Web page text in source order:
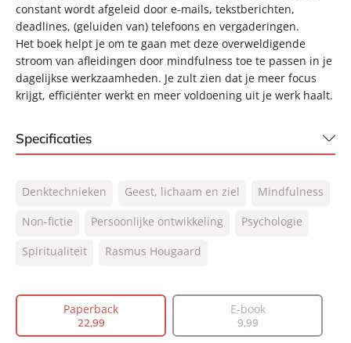
constant wordt afgeleid door e-mails, tekstberichten,
deadlines, (geluiden van) telefoons en vergaderingen.
Het boek helpt je om te gaan met deze overweldigende
stroom van afleidingen door mindfulness toe te passen in je
dagelijkse werkzaamheden. Je zult zien dat je meer focus
krijgt, efficiënter werkt en meer voldoening uit je werk haalt.
Specificaties
NUR:
770
Type:
Paperback
Auteur(s):
Rasmus Hougaard
Verschijningsdatum:
13-10-2015
Denktechnieken Geest, lichaam en ziel
Mindfulness
Non-fictie
Persoonlijke ontwikkeling
Psychologie
Spiritualiteit
Rasmus Hougaard
Paperback
22,99
E-book
9,99